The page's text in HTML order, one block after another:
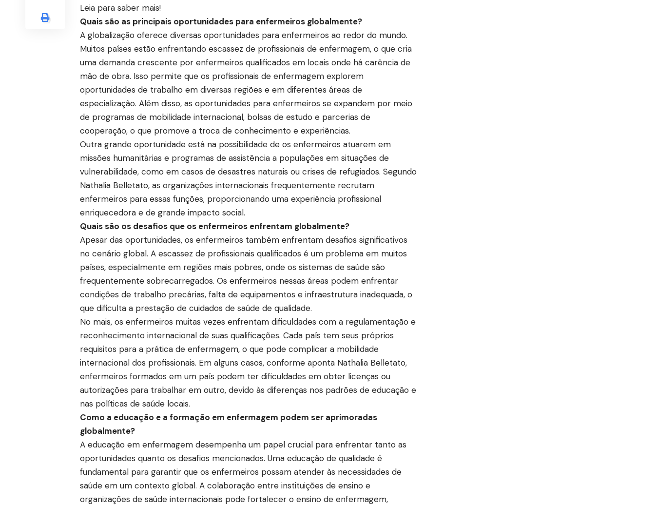
Leia para saber mais!
Quais são as principais oportunidades para enfermeiros globalmente?
A globalização oferece diversas oportunidades para enfermeiros ao redor do mundo.
Muitos países estão enfrentando escassez de profissionais de enfermagem, o que cria
uma demanda crescente por enfermeiros qualificados em locais onde há carência de
mão de obra. Isso permite que os profissionais de enfermagem explorem
oportunidades de trabalho em diversas regiões e em diferentes áreas de
especialização. Além disso, as oportunidades para enfermeiros se expandem por meio
de programas de mobilidade internacional, bolsas de estudo e parcerias de
cooperação, o que promove a troca de conhecimento e experiências.
Outra grande oportunidade está na possibilidade de os enfermeiros atuarem em
missões humanitárias e programas de assistência a populações em situações de
vulnerabilidade, como em casos de desastres naturais ou crises de refugiados. Segundo
Nathalia Belletato, as organizações internacionais frequentemente recrutam
enfermeiros para essas funções, proporcionando uma experiência profissional
enriquecedora e de grande impacto social.
Quais são os desafios que os enfermeiros enfrentam globalmente?
Apesar das oportunidades, os enfermeiros também enfrentam desafios significativos
no cenário global. A escassez de profissionais qualificados é um problema em muitos
países, especialmente em regiões mais pobres, onde os sistemas de saúde são
frequentemente sobrecarregados. Os enfermeiros nessas áreas podem enfrentar
condições de trabalho precárias, falta de equipamentos e infraestrutura inadequada, o
que dificulta a prestação de cuidados de saúde de qualidade.
No mais, os enfermeiros muitas vezes enfrentam dificuldades com a regulamentação e
reconhecimento internacional de suas qualificações. Cada país tem seus próprios
requisitos para a prática de enfermagem, o que pode complicar a mobilidade
internacional dos profissionais. Em alguns casos, conforme aponta Nathalia Belletato,
enfermeiros formados em um país podem ter dificuldades em obter licenças ou
autorizações para trabalhar em outro, devido às diferenças nos padrões de educação e
nas políticas de saúde locais.
Como a educação e a formação em enfermagem podem ser aprimoradas
globalmente?
A educação em enfermagem desempenha um papel crucial para enfrentar tanto as
oportunidades quanto os desafios mencionados. Uma educação de qualidade é
fundamental para garantir que os enfermeiros possam atender às necessidades de
saúde em um contexto global. A colaboração entre instituições de ensino e
organizações de saúde internacionais pode fortalecer o ensino de enfermagem,